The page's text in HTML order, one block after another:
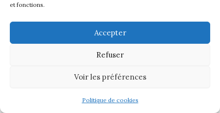
et fonctions.
Accepter
Refuser
Voir les préférences
Politique de cookies